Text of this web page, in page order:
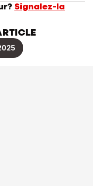
Signalez-la